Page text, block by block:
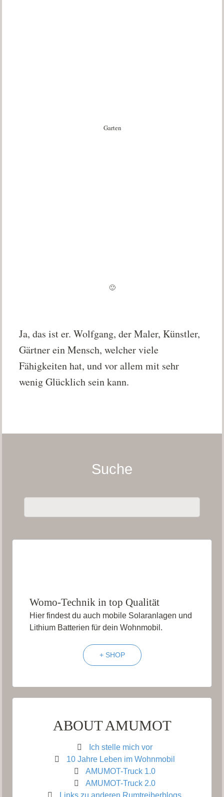
Garten
🙂
Ja, das ist er. Wolfgang, der Maler, Künstler,
Gärtner ein Mensch, welcher viele
Fähigkeiten hat, und vor allem mit sehr
wenig Glücklich sein kann.
Suche
Womo-Technik in top Qualität
Hier findest du auch mobile Solaranlagen und
Lithium Batterien für dein Wohnmobil.
+ SHOP
ABOUT AMUMOT
Ich stelle mich vor
10 Jahre Leben im Wohnmobil
AMUMOT-Truck 1.0
AMUMOT-Truck 2.0
Links zu anderen Rumtreiberblogs